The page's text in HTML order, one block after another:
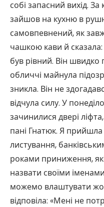
собі запасний вихід.
зайшов на кухню в
самовпевнений, як
чашкою кави й
був рівний. Він швидко
обличчі майнула
зникла. Він не
відчула силу. У
зачинилися двері
пані Гнатюк. Я прийшла
листування,
роками приниження,
назвати своїми
можемо влаштувати
відповіла: «Мені не